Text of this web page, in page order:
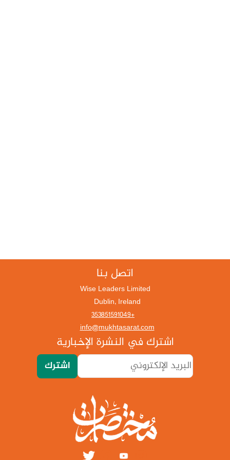
اتصل بنا
Wise Leaders Limited
Dublin, Ireland
+353851591049
info@mukhtasarat.com
اشترك في النشرة الإخبارية
اشترك